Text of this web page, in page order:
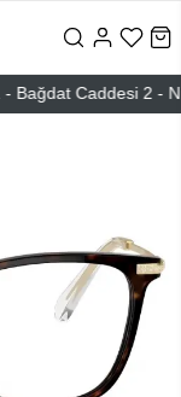
Caddesi 2 -